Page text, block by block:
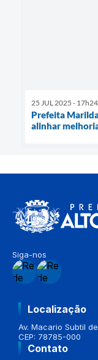
25 JUL 2025 - 17h24
Prefeita
alinhar
Siga-nos
Localização
Av. Macario Subtil
CEP: 78785-000
Contato